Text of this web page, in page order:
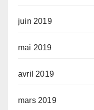
juin 2019
mai 2019
avril 2019
mars 2019